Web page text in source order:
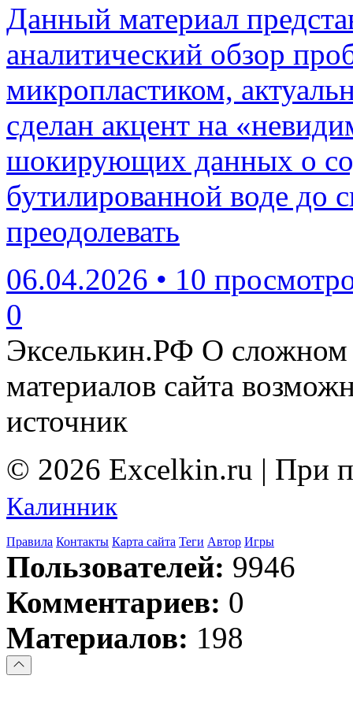
Данный материал
аналитический обзор
микропластиком,
сделан акцент на
шокирующих данных о
бутилированной воде до
преодолевать
06.04.2026 • 10
0
Экселькин.РФ О сложном
материалов сайта
источник
© 2026 Excelkin.ru | При
Калинник
Правила Контакты Карта сайта Теги Автор Игры
Пользователей: 9946
Комментариев: 0
Материалов: 198